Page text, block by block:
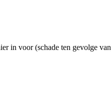
in voor (schade ten gevolge